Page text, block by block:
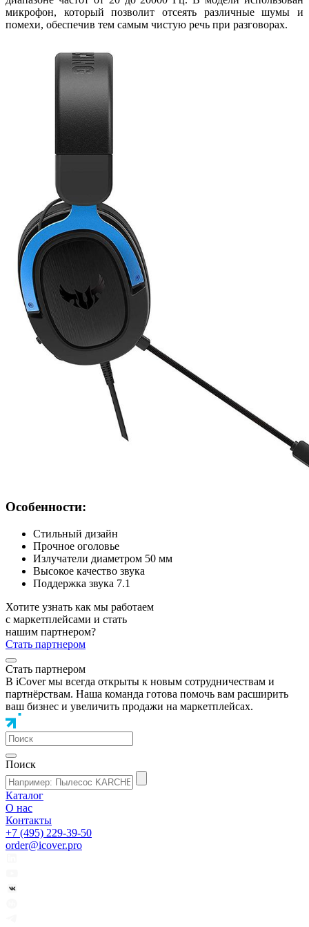
микрофон, который позволит отсеять различные шумы и
помехи, обеспечив тем самым чистую речь при разговорах.
Особенности:
Стильный дизайн
Прочное оголовье
Излучатели диаметром 50 мм
Высокое качество звука
Поддержка звука 7.1
Хотите узнать как мы работаем
с маркетплейсами и стать
нашим партнером?
Стать партнером
Стать партнером
В iCover мы всегда открыты к новым сотрудничествам и
партнёрствам. Наша команда готова помочь вам расширить
ваш бизнес и увеличить продажи на маркетплейсах.
Поиск
Каталог
О нас
Контакты
+7 (495) 229-39-50
order@icover.pro